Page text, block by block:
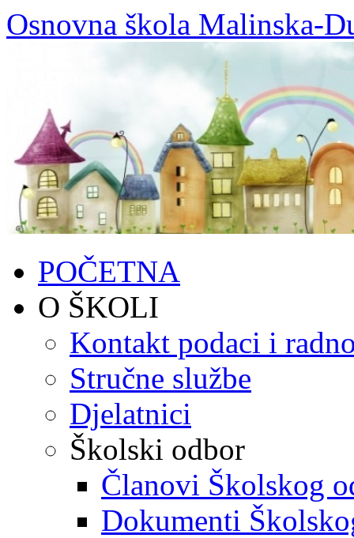
Skoči
do
sadržaja
Osnovna škola Malinska-
POČETNA
O ŠKOLI
Kontakt podaci i
Stručne službe
Djelatnici
Školski odbor
Članovi Školskog
Dokumenti